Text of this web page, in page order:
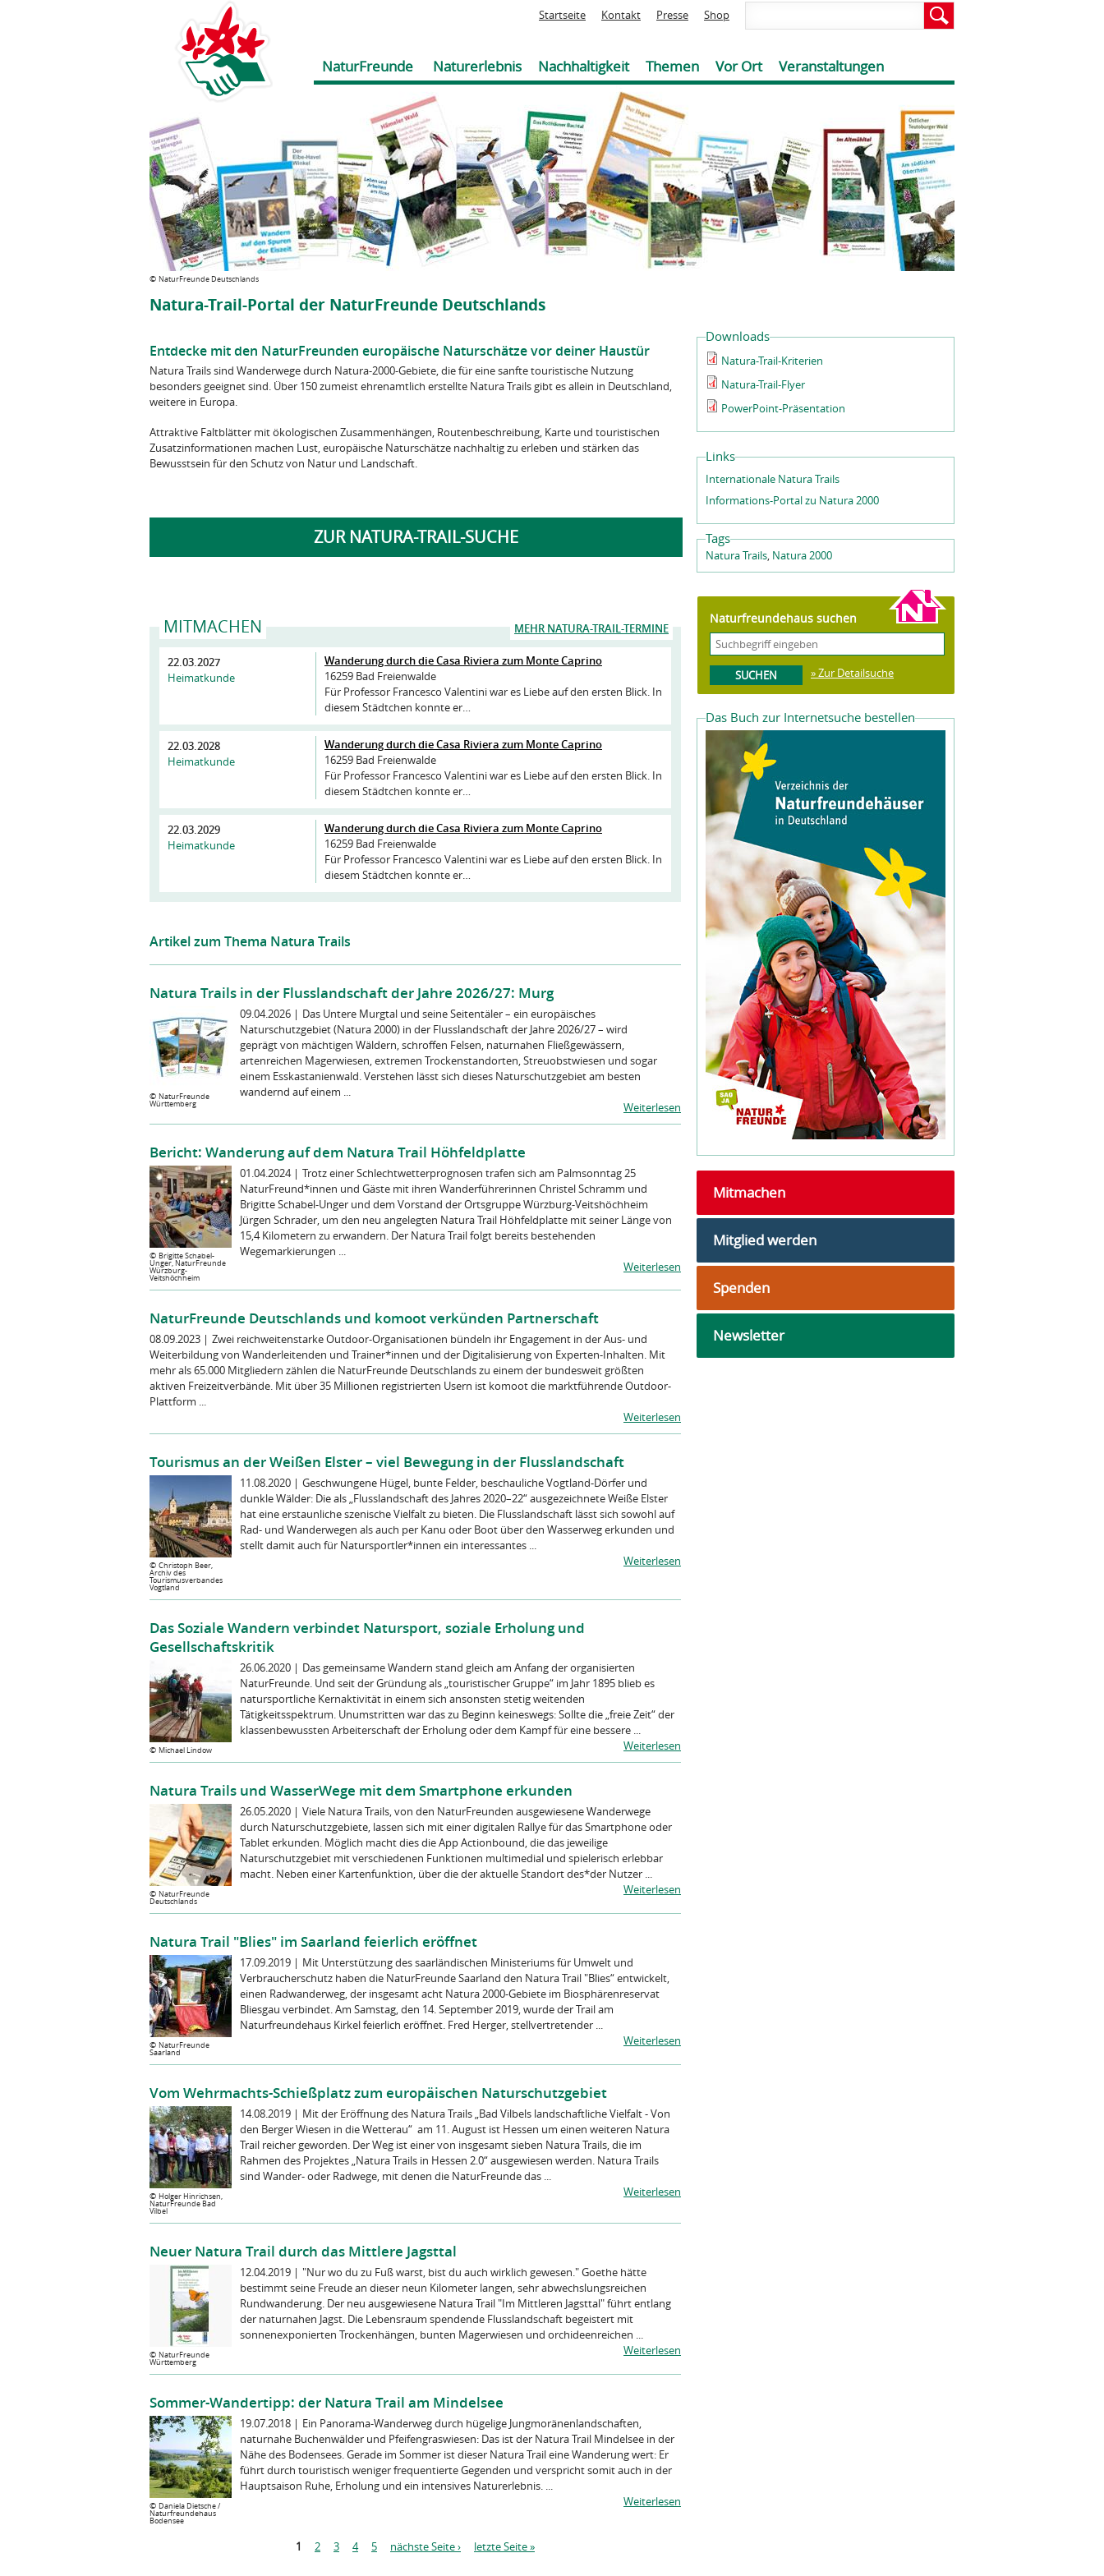
Jump to navigation
© NaturFreunde Deutschlands
Startseite Kontakt Presse Shop
NaturFreunde Naturerlebnis Nachhaltigkeit Themen Vor Ort Veranstaltungen
Natura-Trail-Portal der NaturFreunde Deutschlands
Entdecke mit den NaturFreunden europäische Naturschätze vor deiner Haustür
Natura Trails sind Wanderwege durch Natura-2000-Gebiete, die für eine sanfte touristische Nutzung
besonders geeignet sind. Über 150 zumeist ehrenamtlich erstellte Natura Trails gibt es allein in Deutschland,
weitere in Europa.
Attraktive Faltblätter mit ökologischen Zusammenhängen, Routenbeschreibung, Karte und touristischen
Zusatzinformationen machen Lust, europäische Naturschätze nachhaltig zu erleben und stärken das
Bewusstsein für den Schutz von Natur und Landschaft.
ZUR NATURA-TRAIL-SUCHE
MEHR NATURA-TRAIL-TERMINE
MITMACHEN
22.03.2027
Heimatkunde
Wanderung durch die Casa Riviera zum Monte Caprino
16259 Bad Freienwalde
Für Professor Francesco Valentini war es Liebe auf den ersten Blick. In
diesem Städtchen konnte er…
22.03.2028
Heimatkunde
Wanderung durch die Casa Riviera zum Monte Caprino
16259 Bad Freienwalde
Für Professor Francesco Valentini war es Liebe auf den ersten Blick. In
diesem Städtchen konnte er…
22.03.2029
Heimatkunde
Wanderung durch die Casa Riviera zum Monte Caprino
16259 Bad Freienwalde
Für Professor Francesco Valentini war es Liebe auf den ersten Blick. In
diesem Städtchen konnte er…
Artikel zum Thema Natura Trails
Natura Trails in der Flusslandschaft der Jahre 2026/27: Murg
© NaturFreunde
Württemberg
09.04.2026 | Das Untere Murgtal und seine Seitentäler – ein europäisches
Naturschutzgebiet (Natura 2000) in der Flusslandschaft der Jahre 2026/27 – wird
geprägt von mächtigen Wäldern, schroffen Felsen, naturnahen Fließgewässern,
artenreichen Magerwiesen, extremen Trockenstandorten, Streuobstwiesen und sogar
einem Esskastanienwald. Verstehen lässt sich dieses Naturschutzgebiet am besten
wandernd auf einem ...
Weiterlesen
Bericht: Wanderung auf dem Natura Trail Höhfeldplatte
© Brigitte Schabel-
Unger, NaturFreunde
Würzburg-
Veitshöchheim
01.04.2024| Trotz einer Schlechtwetterprognosen trafen sich am Palmsonntag 25
NaturFreund*innen und Gäste mit ihren Wanderführerinnen Christel Schramm und
Brigitte Schabel-Unger und dem Vorstand der Ortsgruppe Würzburg-Veitshöchheim
Jürgen Schrader, um den neu angelegten Natura Trail Höhfeldplatte mit seiner Länge von
15,4 Kilometern zu erwandern. Der Natura Trail folgt bereits bestehenden
Wegemarkierungen ...
Weiterlesen
NaturFreunde Deutschlands und komoot verkünden Partnerschaft
08.09.2023 | Zwei reichweitenstarke Outdoor-Organisationen bündeln ihr Engagement in der Aus- und
Weiterbildung von Wanderleitenden und Trainer*innen und der Digitalisierung von Experten-Inhalten. Mit
mehr als 65.000 Mitgliedern zählen die NaturFreunde Deutschlands zu einem der bundesweit größten
aktiven Freizeitverbände. Mit über 35 Millionen registrierten Usern ist komoot die marktführende Outdoor-
Plattform ...
Weiterlesen
Tourismus an der Weißen Elster – viel Bewegung in der Flusslandschaft
© Christoph Beer,
Archiv des
Tourismusverbandes
Vogtland
11.08.2020 | Geschwungene Hügel, bunte Felder, beschauliche Vogtland-Dörfer und
dunkle Wälder: Die als „Flusslandschaft des Jahres 2020–22“ ausgezeichnete Weiße Elster
hat eine erstaunliche szenische Vielfalt zu bieten. Die Flusslandschaft lässt sich sowohl auf
Rad- und Wanderwegen als auch per Kanu oder Boot über den Wasserweg erkunden und
stellt damit auch für Natursportler*innen ein interessantes ...
Weiterlesen
Das Soziale Wandern verbindet Natursport, soziale Erholung und
Gesellschaftskritik
© Michael Lindow
26.06.2020 | Das gemeinsame Wandern stand gleich am Anfang der organisierten
NaturFreunde. Und seit der Gründung als „touristischer Gruppe“ im Jahr 1895 blieb es
natursportliche Kernaktivität in einem sich ansonsten stetig weitenden
Tätigkeitsspektrum. Unumstritten war das zu Beginn keineswegs: Sollte die „freie Zeit“ der
klassenbewussten Arbeiterschaft der Erholung oder dem Kampf für eine bessere ...
Weiterlesen
Natura Trails und WasserWege mit dem Smartphone erkunden
© NaturFreunde
Deutschlands
26.05.2020 | Viele Natura Trails, von den NaturFreunden ausgewiesene Wanderwege
durch Naturschutzgebiete, lassen sich mit einer digitalen Rallye für das Smartphone oder
Tablet erkunden. Möglich macht dies die App Actionbound, die das jeweilige
Naturschutzgebiet mit verschiedenen Funktionen multimedial und spielerisch erlebbar
macht. Neben einer Kartenfunktion, über die der aktuelle Standort des*der Nutzer ...
Weiterlesen
Natura Trail "Blies" im Saarland feierlich eröffnet
© NaturFreunde
Saarland
17.09.2019 | Mit Unterstützung des saarländischen Ministeriums für Umwelt und
Verbraucherschutz haben die NaturFreunde Saarland den Natura Trail "Blies“ entwickelt,
einen Radwanderweg, der insgesamt acht Natura 2000-Gebiete im Biosphärenreservat
Bliesgau verbindet. Am Samstag, den 14. September 2019, wurde der Trail am
Naturfreundehaus Kirkel feierlich eröffnet. Fred Herger, stellvertretender ...
Weiterlesen
Vom Wehrmachts-Schießplatz zum europäischen Naturschutzgebiet
© Holger Hinrichsen,
NaturFreunde Bad
Vilbel
14.08.2019 | Mit der Eröffnung des Natura Trails „Bad Vilbels landschaftliche Vielfalt - Von
den Berger Wiesen in die Wetterau“ am 11. August ist Hessen um einen weiteren Natura
Trail reicher geworden. Der Weg ist einer von insgesamt sieben Natura Trails, die im
Rahmen des Projektes „Natura Trails in Hessen 2.0“ ausgewiesen werden. Natura Trails
sind Wander- oder Radwege, mit denen die NaturFreunde das ...
Weiterlesen
Neuer Natura Trail durch das Mittlere Jagsttal
© NaturFreunde
Württemberg
12.04.2019 | "Nur wo du zu Fuß warst, bist du auch wirklich gewesen." Goethe hätte
bestimmt seine Freude an dieser neun Kilometer langen, sehr abwechslungsreichen
Rundwanderung. Der neu ausgewiesene Natura Trail "Im Mittleren Jagsttal" führt entlang
der naturnahen Jagst. Die Lebensraum spendende Flusslandschaft begeistert mit
sonnenexponierten Trockenhängen, bunten Magerwiesen und orchideenreichen ...
Weiterlesen
Sommer-Wandertipp: der Natura Trail am Mindelsee
© Daniela Dietsche /
Naturfreundehaus
Bodensee
19.07.2018 | Ein Panorama-Wanderweg durch hügelige Jungmoränenlandschaften,
naturnahe Buchenwälder und Pfeifengraswiesen: Das ist der Natura Trail Mindelsee in der
Nähe des Bodensees. Gerade im Sommer ist dieser Natura Trail eine Wanderung wert: Er
führt durch touristisch weniger frequentierte Gegenden und verspricht somit auch in der
Hauptsaison Ruhe, Erholung und ein intensives Naturerlebnis. ...
Weiterlesen
1 2 3 4 5 nächste Seite › letzte Seite »
Downloads
Natura-Trail-Kriterien
Natura-Trail-Flyer
PowerPoint-Präsentation
Links
Internationale Natura Trails
Informations-Portal zu Natura 2000
Tags
Natura Trails Natura 2000
Naturfreundehaus suchen
» Zur Detailsuche
Das Buch zur Internetsuche bestellen
Mitmachen
Mitglied werden
Spenden
Newsletter